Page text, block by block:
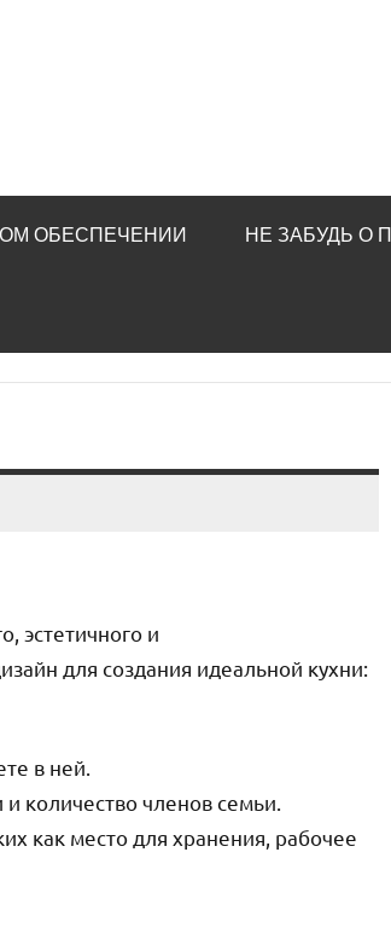
ОБЕСПЕЧЕНИИ НЕ ЗАБУДЬ О
эстетичного и
для создания идеальной кухни:
в ней.
количество членов семьи.
как место для хранения, рабочее